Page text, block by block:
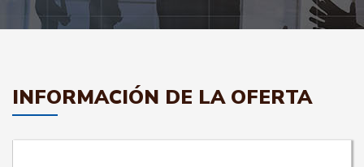
INFORMACIÓN DE LA OFERTA